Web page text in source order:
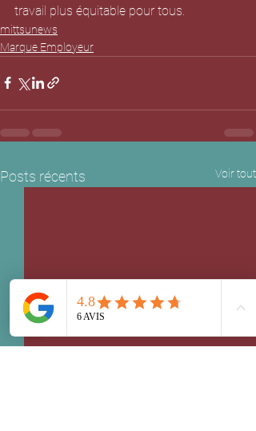
travail plus équitable pour tous.
mittsunews
Marque Employeur
Posts récents Voir tout